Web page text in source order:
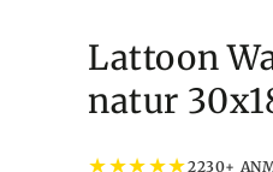
Lattoon
natur
★★★★★2230+